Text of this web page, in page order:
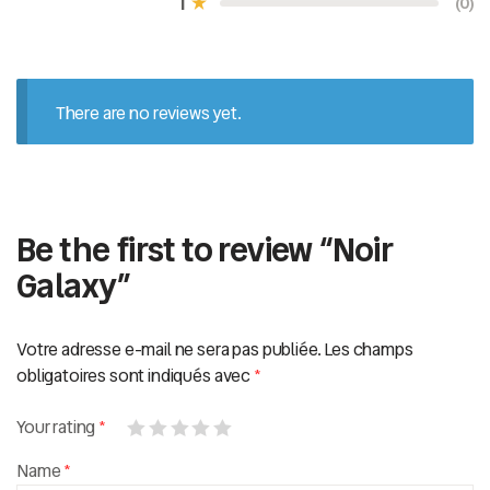
There are no reviews yet.
Be the first to review “Noir
Galaxy”
Votre adresse e-mail ne sera pas publiée.Les champs
obligatoires sont indiqués avec *
Your rating *
Name*